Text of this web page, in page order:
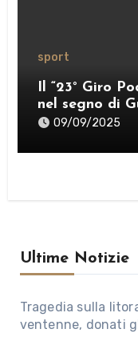
sport
Il “23° Giro
nel segno di
09/09/2025
Ultime Notizie
Tragedia sulla
ventenne, donati